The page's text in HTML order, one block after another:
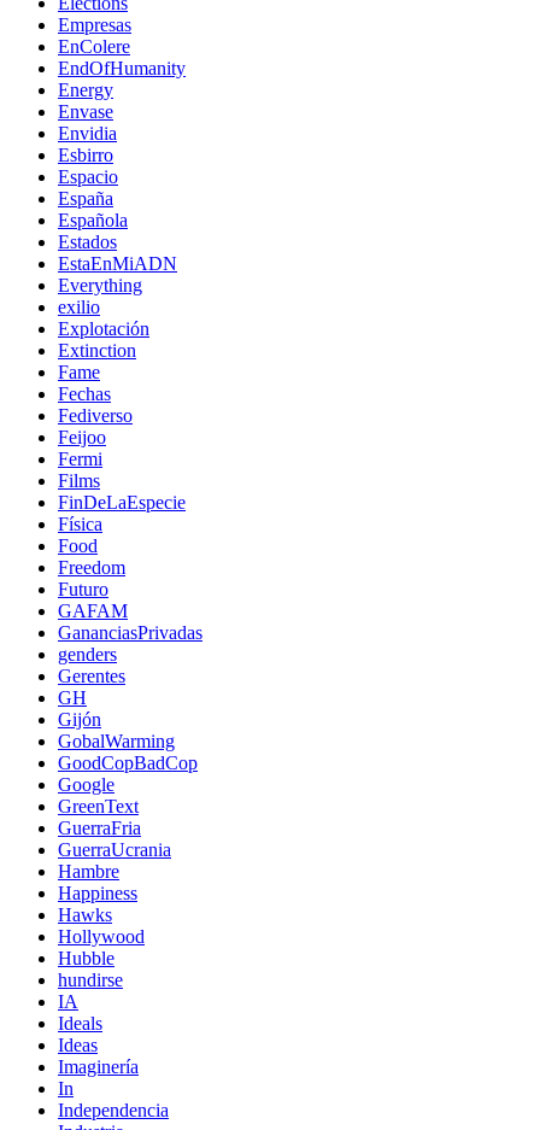
Empresas
EnColere
EndOfHumanity
Energy
Envase
Envidia
Esbirro
Espacio
España
Española
Estados
EstaEnMiADN
Everything
exilio
Explotación
Extinction
Fame
Fechas
Fediverso
Feijoo
Fermi
Films
FinDeLaEspecie
Física
Food
Freedom
Futuro
GAFAM
GananciasPrivadas
genders
Gerentes
GH
Gijón
GobalWarming
GoodCopBadCop
Google
GreenText
GuerraFria
GuerraUcrania
Hambre
Happiness
Hawks
Hollywood
Hubble
hundirse
IA
Ideals
Ideas
Imaginería
In
Independencia